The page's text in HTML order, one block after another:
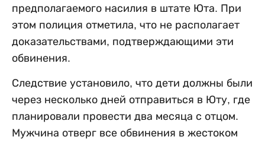
предполагаемого насилия в штате Юта. При
этом полиция отметила, что не располагает
доказательствами, подтверждающими эти
обвинения.
Следствие установило, что дети должны были
через несколько дней отправиться в Юту, где
планировали провести два месяца с отцом.
Мужчина отверг все обвинения в жестоком